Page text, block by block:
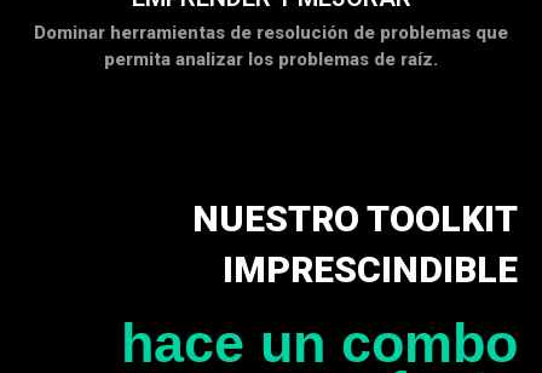
Dominar herramientas de resolución de problemas que
permita analizar los problemas de raíz.
NUESTRO TOOLKIT
IMPRESCINDIBLE
hace un combo